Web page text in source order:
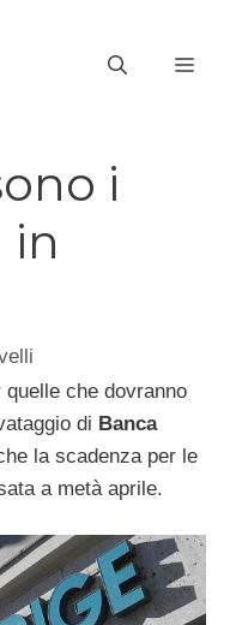
i
in
che dovranno
di Banca
la scadenza per le
a metà aprile.